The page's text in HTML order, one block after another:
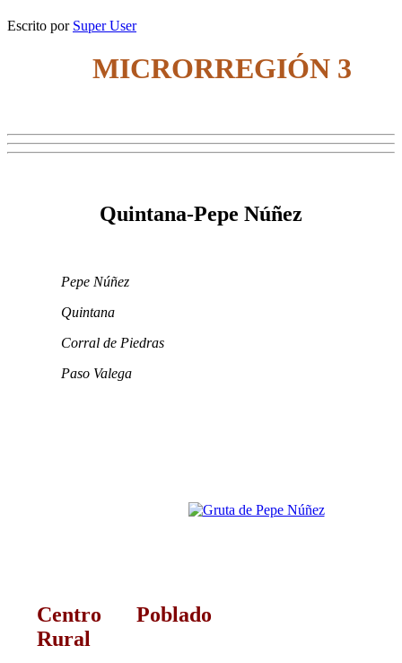
Escrito por Super User
MICRORREGIÓN 3
Quintana-Pepe Núñez
Pepe Núñez
Quintana
Corral de Piedras
Paso Valega
Centro Poblado
Rural